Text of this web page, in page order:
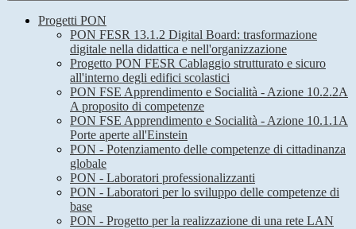
Progetti PON
PON FESR 13.1.2 Digital Board: trasformazione
digitale nella didattica e nell'organizzazione
Progetto PON FESR Cablaggio strutturato e sicuro
all'interno degli edifici scolastici
PON FSE Apprendimento e Socialità - Azione 10.2.2A
A proposito di competenze
PON FSE Apprendimento e Socialità - Azione 10.1.1A
Porte aperte all'Einstein
PON - Potenziamento delle competenze di cittadinanza
globale
PON - Laboratori professionalizzanti
PON - Laboratori per lo sviluppo delle competenze di
base
PON - Progetto per la realizzazione di una rete LAN